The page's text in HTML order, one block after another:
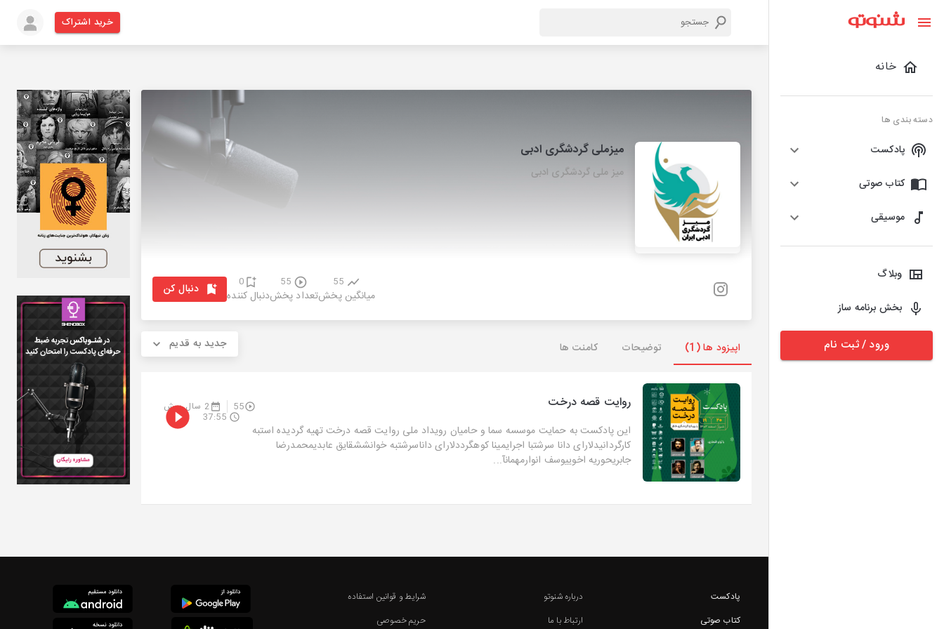
خانه
دسته بندی ها
پادکست
کتاب صوتی
موسیقی
وبلاگ
بخش برنامه ساز
ورود / ثبت نام
خرید اشتراک
میزملی گردشگری ادبی
میز ملی گردشگری ادبی
55
میانگین پخش
55
تعداد پخش
0
دنبال کننده دنبال کن
اپیزود ها (1) توضیحات کامنت ها جدید به قدیم
روایت قصه درخت 55 2 سال پیش
این پادکست به حمایت موسسه سما و حامیان رویداد ملی روایت قصه درخت تهیه گردیده استبه
کارگردانیدلارای دانا سرشتبا اجرایمینا کوهگرددلارای داناسرشتبه خوانششقایق عابدیمحمدرضا
جابریحوریه اخوییوسف انوارمهمانآ...
37:55
پادکست
کتاب صوتی
درباره شنوتو
ارتباط با ما
شرایط و قوانین استفاده
حریم خصوصی